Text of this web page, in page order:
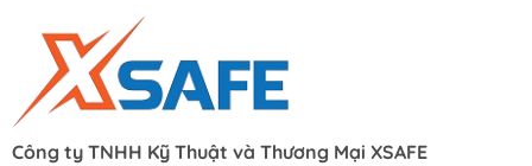
Công ty TNHH Kỹ Thuật và Thương Mại XSAFE